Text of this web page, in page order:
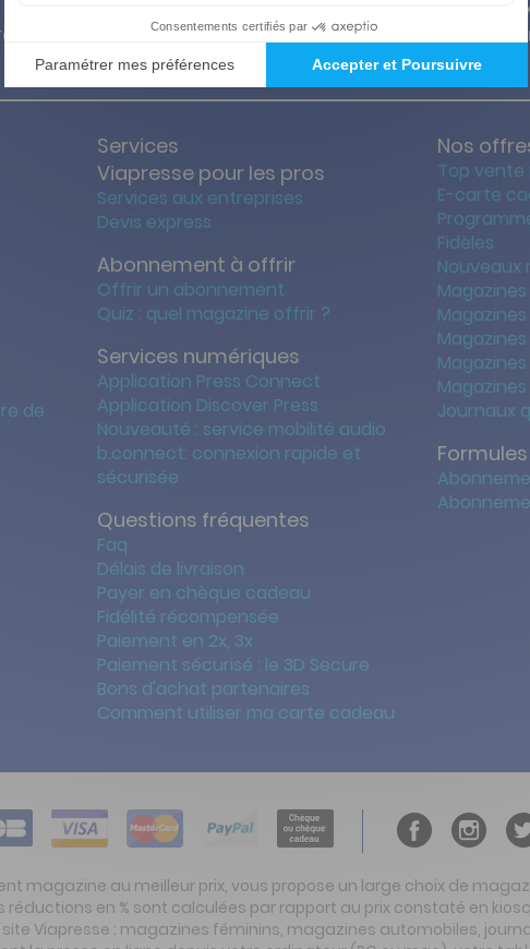
des prix les + bas Satisfait ou
de
Services
Viapresse pour les pros
Services aux entreprises
Devis express
Abonnement à offrir
Offrir un abonnement
Quiz : quel magazine offrir ?
Services numériques
Application Press Connect
Application Discover Press
Nouveauté : service mobilité audio
b.connect: connexion rapide et
sécurisée
Questions fréquentes
Faq
Délais de livraison
Payer en chèque cadeau
Fidélité récompensée
Paiement en 2x, 3x
Paiement sécurisé : le 3D Secure
Bons d'achat partenaires
Comment utiliser ma carte cadeau
Nos
Top vente
E-carte
Fidèles
Nouveaux
Journaux
magazine au meilleur prix, vous propose un large choix de
réductions en % sont calculées par rapport au prix constaté en
Viapresse : magazines féminins, magazines automobiles,